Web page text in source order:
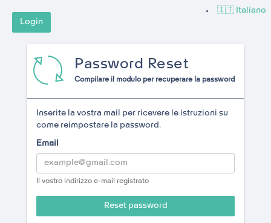
🇮🇹 Italiano
Login
Password Reset
Compilare il modulo per recuperare la password
Inserite la vostra mail per ricevere le istruzioni su
come reimpostare la password.
Email
Il vostro indirizzo e-mail registrato
Reset password